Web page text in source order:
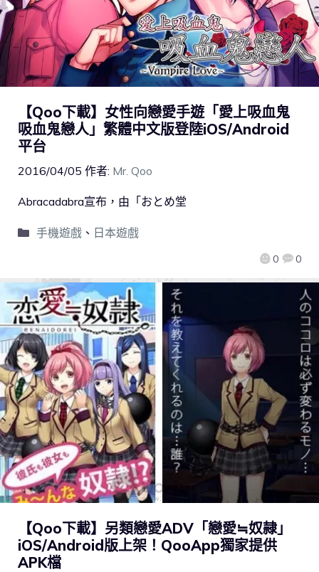
【Qoo下載】女性向戀愛手遊「愛上吸血鬼
吸血鬼戀人」繁體中文版登陸iOS/Android
平台
2016/04/05 作者: Mr. Qoo
0 0
Abracadabra宣布，由「おとめ堂
手機遊戲、 日本遊戲
【Qoo下載】另類戀愛ADV「戀愛≒奴隷」
iOS/Android版上架！QooApp獨家提供
APK檔